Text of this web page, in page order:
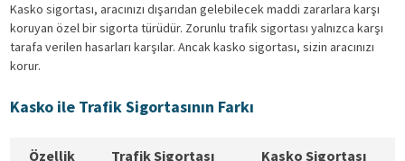
Kasko sigortası, aracınızı dışarıdan gelebilecek maddi zararlara karşı
koruyan özel bir sigorta türüdür. Zorunlu trafik sigortası yalnızca karşı
tarafa verilen hasarları karşılar. Ancak kasko sigortası, sizin aracınızı
korur.
Kasko ile Trafik Sigortasının Farkı
Özellik Trafik Sigortası
Kasko Sigortası